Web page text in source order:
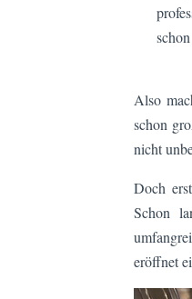
Also
schon
nicht
Doch
Schon
eröffnet